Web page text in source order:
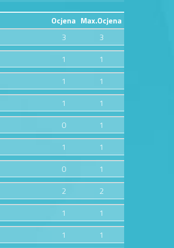
Ocjena Max.Ocjena
3
3
1
1
1
1
1
1
0
1
1
1
0
1
2
2
1
1
1
1